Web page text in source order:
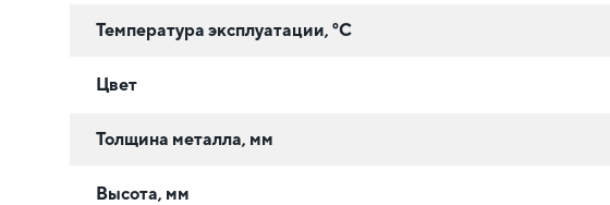
Температура эксплуатации, °C
Цвет
Толщина металла, мм
Высота, мм